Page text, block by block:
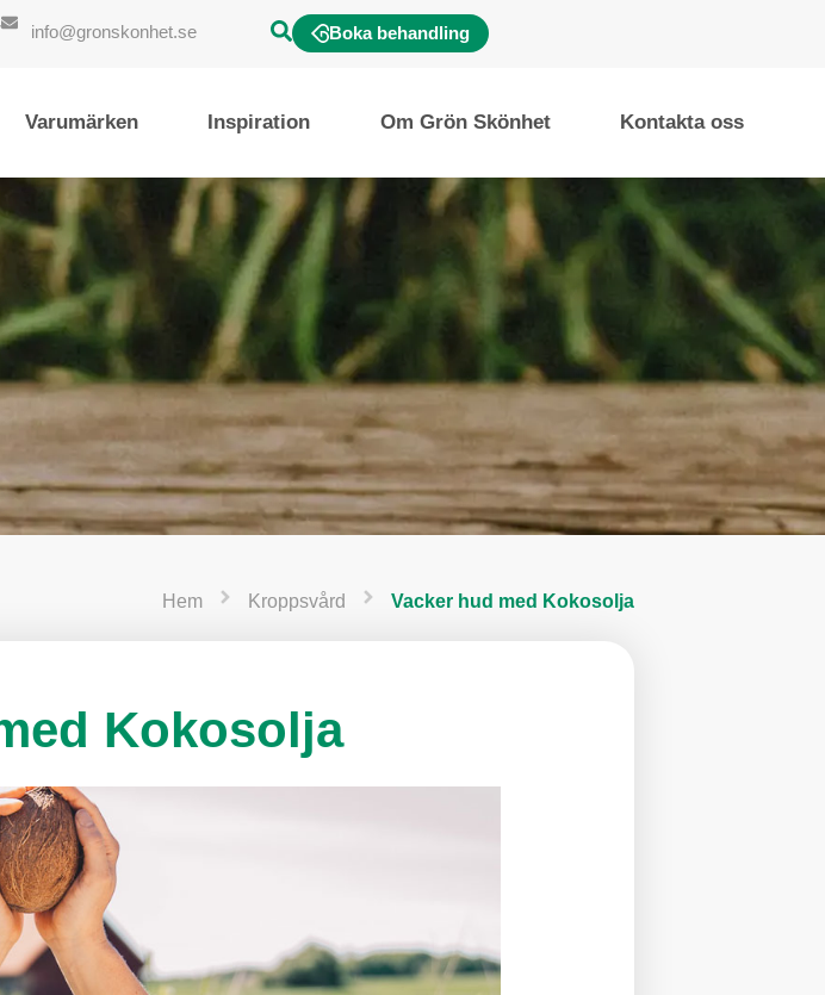
info@gronskonhet.se Boka behandling
Varumärken Inspiration Om Grön Skönhet Kontakta oss
Hem Kroppsvård Vacker hud med Kokosolja
Kokosolja